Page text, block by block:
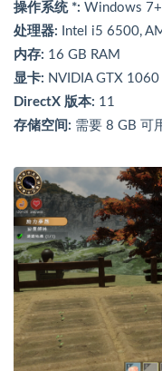
操作系统 *: Windows 7+
处理器: Intel i5 6500,
内存: 16 GB RAM
显卡: NVIDIA GTX
DirectX 版本: 11
存储空间: 需要 8 GB 可